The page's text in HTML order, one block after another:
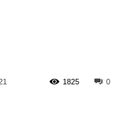
0
1825